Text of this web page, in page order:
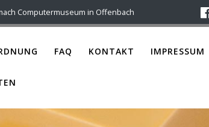
Computermuseum in Offenbach
FAQ KONTAKT IMPRESSUM